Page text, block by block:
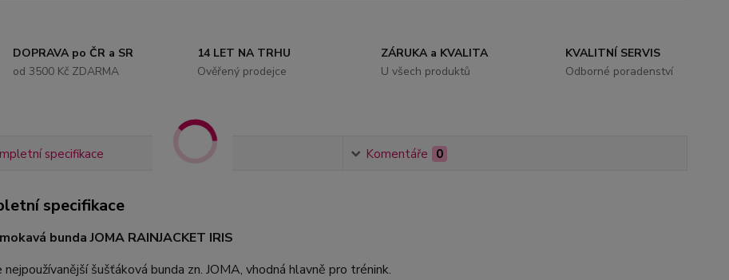
DOPRAVA po ČR a SR
od 3500 Kč ZDARMA
14 LET NA TRHU
Ověřený prodejce
ZÁRUKA a KVALITA
U všech produktů
KVALITNÍ SERVIS
Odborné poradenství
specifikace Komentáře 0
specifikace
bunda JOMA RAINJACKET IRIS
šušťáková bunda zn. JOMA, vhodná hlavně pro trénink.